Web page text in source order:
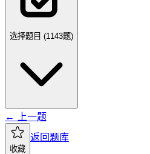
选择题目 (1143题)
← 上一题
收藏
返回题库